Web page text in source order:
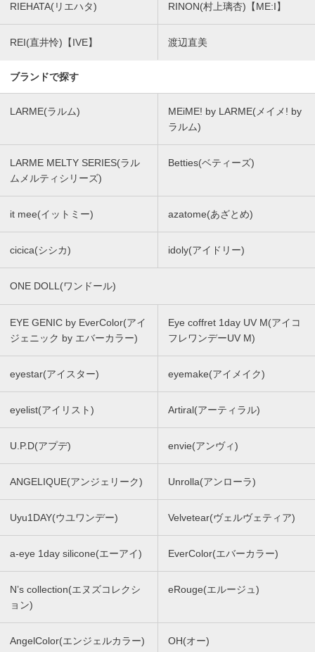
RIEHATA(リエハタ) RINON(村上璃杏)【ME:I】
REI(直井怜)【IVE】 渡辺直美
ブランドで探す
LARME(ラルム)
MEiME! by LARME(メイメ! by
ラルム)
LARME MELTY SERIES(ラル
ムメルティシリーズ)
Betties(ベティーズ)
it mee(イットミー) azatome(あざとめ)
cicica(シシカ) idoly(アイドリー)
ONE DOLL(ワンドール)
EYE GENIC by EverColor(アイ
ジェニック by エバーカラー)
Eye coffret 1day UV M(アイコ
フレワンデーUV M)
eyestar(アイスター) eyemake(アイメイク)
eyelist(アイリスト) Artiral(アーティラル)
U.P.D(アプデ) envie(アンヴィ)
ANGELIQUE(アンジェリーク) Unrolla(アンローラ)
Uyu1DAY(ウユワンデー) Velvetear(ヴェルヴェティア)
a-eye 1day silicone(エーアイ) EverColor(エバーカラー)
N’s collection(エヌズコレクシ
ョン)
eRouge(エルージュ)
AngelColor(エンジェルカラー) OH(オー)